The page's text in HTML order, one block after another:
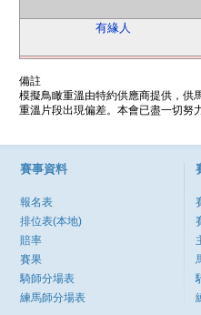
有緣人
備註
模擬鳥瞰重溫由特約供應商提供，供
重溫片段出現偏差。本會已盡一切努
賽事資料
報名表
排位表(本地)
賠率
賽果
騎師分場表
練馬師分場表